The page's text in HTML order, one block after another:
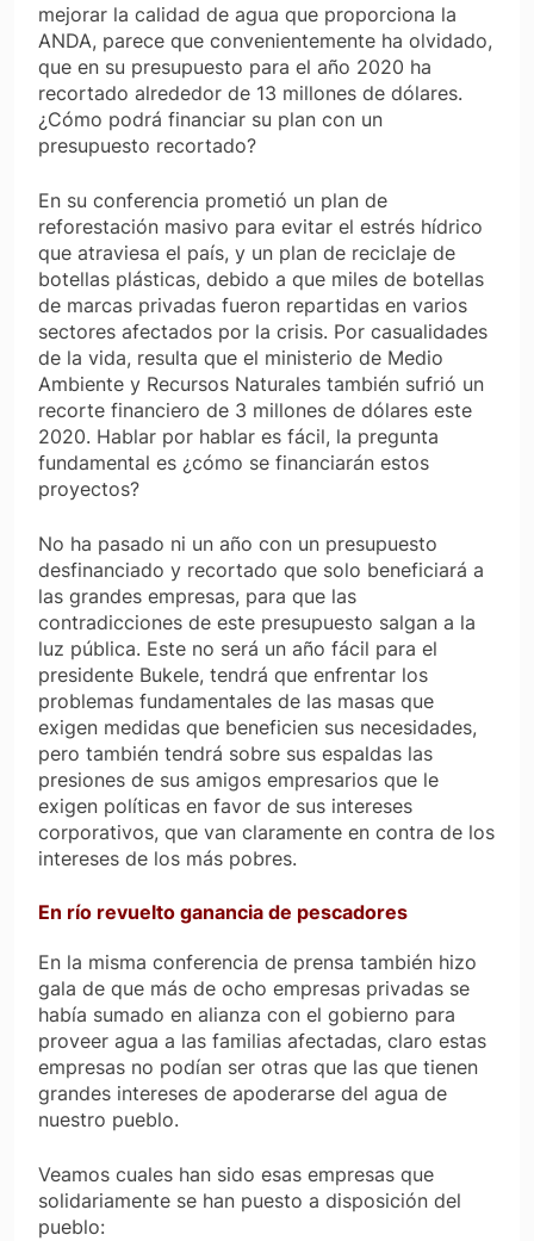
mejorar la calidad de agua que proporciona la
ANDA, parece que convenientemente ha olvidado,
que en su presupuesto para el año 2020 ha
recortado alrededor de 13 millones de dólares.
¿Cómo podrá financiar su plan con un
presupuesto recortado?
En su conferencia prometió un plan de
reforestación masivo para evitar el estrés hídrico
que atraviesa el país, y un plan de reciclaje de
botellas plásticas, debido a que miles de botellas
de marcas privadas fueron repartidas en varios
sectores afectados por la crisis. Por casualidades
de la vida, resulta que el ministerio de Medio
Ambiente y Recursos Naturales también sufrió un
recorte financiero de 3 millones de dólares este
2020. Hablar por hablar es fácil, la pregunta
fundamental es ¿cómo se financiarán estos
proyectos?
No ha pasado ni un año con un presupuesto
desfinanciado y recortado que solo beneficiará a
las grandes empresas, para que las
contradicciones de este presupuesto salgan a la
luz pública. Este no será un año fácil para el
presidente Bukele, tendrá que enfrentar los
problemas fundamentales de las masas que
exigen medidas que beneficien sus necesidades,
pero también tendrá sobre sus espaldas las
presiones de sus amigos empresarios que le
exigen políticas en favor de sus intereses
corporativos, que van claramente en contra de los
intereses de los más pobres.
En río revuelto ganancia de pescadores
En la misma conferencia de prensa también hizo
gala de que más de ocho empresas privadas se
había sumado en alianza con el gobierno para
proveer agua a las familias afectadas, claro estas
empresas no podían ser otras que las que tienen
grandes intereses de apoderarse del agua de
nuestro pueblo.
Veamos cuales han sido esas empresas que
solidariamente se han puesto a disposición del
pueblo: